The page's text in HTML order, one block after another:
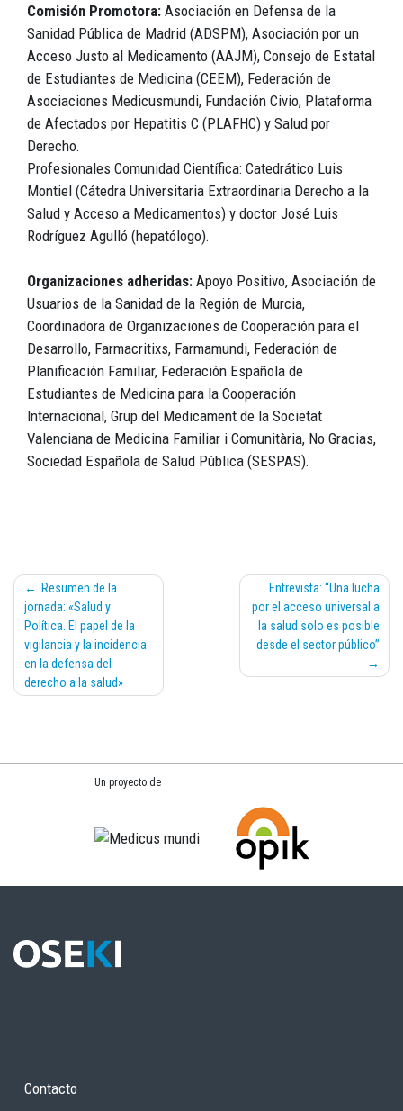
Comisión Promotora: Asociación en Defensa de la
Sanidad Pública de Madrid (ADSPM), Asociación por un
Acceso Justo al Medicamento (AAJM), Consejo de Estatal
de Estudiantes de Medicina (CEEM), Federación de
Asociaciones Medicusmundi, Fundación Civio, Plataforma
de Afectados por Hepatitis C (PLAFHC) y Salud por
Derecho.
Profesionales Comunidad Científica: Catedrático Luis
Montiel (Cátedra Universitaria Extraordinaria Derecho a la
Salud y Acceso a Medicamentos) y doctor José Luis
Rodríguez Agulló (hepatólogo).
Organizaciones adheridas: Apoyo Positivo, Asociación de
Usuarios de la Sanidad de la Región de Murcia,
Coordinadora de Organizaciones de Cooperación para el
Desarrollo, Farmacritixs, Farmamundi, Federación de
Planificación Familiar, Federación Española de
Estudiantes de Medicina para la Cooperación
Internacional, Grup del Medicament de la Societat
Valenciana de Medicina Familiar i Comunitària, No Gracias,
Sociedad Española de Salud Pública (SESPAS).
Navegación
de
entradas
Resumen de la
jornada: «Salud y
Política. El papel de la
vigilancia y la incidencia
en la defensa del
derecho a la salud»
Entrevista: “Una lucha
por el acceso universal a
la salud solo es posible
desde el sector público”
Un proyecto de
Contacto